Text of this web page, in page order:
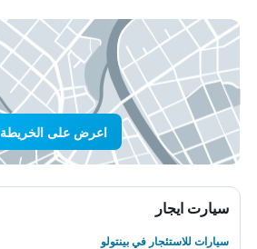
اعرض على الخريطة
سيارت ايجار
سيارات للاستئجار في بينتولو